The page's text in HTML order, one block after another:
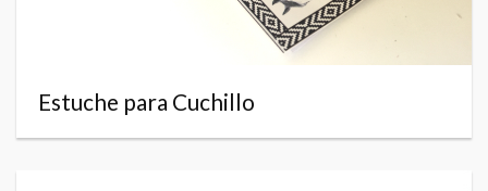
Estuche para Cuchillo